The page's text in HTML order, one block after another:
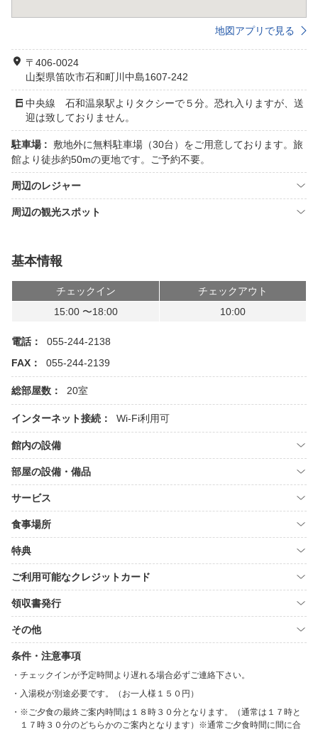
地図アプリで見る
〒406-0024
山梨県笛吹市石和町川中島1607-242
中央線 石和温泉駅よりタクシーで５分。恐れ入りますが、送
迎は致しておりません。
駐車場 :
敷地外に無料駐車場（30台）をご用意しております。旅
館より徒歩約50mの更地です。ご予約不要。
周辺のレジャー
周辺の観光スポット
基本情報
チェックイン
チェックアウト
15:00 〜18:00
10:00
電話：
055-244-2138
FAX：
055-244-2139
総部屋数： 20室
インターネット接続： Wi-Fi利用可
館内の設備
部屋の設備・備品
サービス
食事場所
特典
ご利用可能なクレジットカード
領収書発行
その他
条件・注意事項
チェックインが予定時間より遅れる場合必ずご連絡下さい。
入湯税が別途必要です。（お一人様１５０円）
※ご夕食の最終ご案内時間は１８時３０分となります。（通常は１７時と
１７時３０分のどちらかのご案内となります）※通常ご夕食時間に間に合